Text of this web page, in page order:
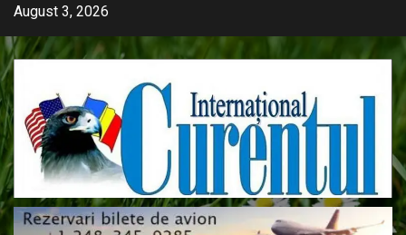
Skip
content
August 3, 2026